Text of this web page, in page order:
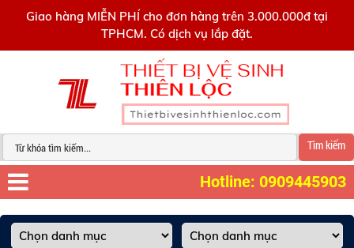
Giao hàng MIỄN PHÍ cho đơn hàng trên 3.000.000đ tại
TPHCM. Có dịch vụ lắp đặt.
Tìm kiếm
Hotline: 0909445903
0909445903